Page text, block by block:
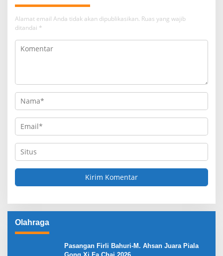
Alamat email Anda tidak akan dipublikasikan. Ruas yang wajib
ditandai *
Olahraga
Pasangan Firli Bahuri-M. Ahsan Juara Piala